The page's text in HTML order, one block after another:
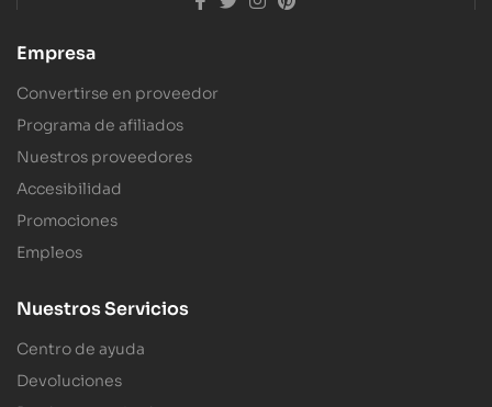
Empresa
Convertirse en proveedor
Programa de afiliados
Nuestros proveedores
Accesibilidad
Promociones
Empleos
Nuestros Servicios
Centro de ayuda
Devoluciones